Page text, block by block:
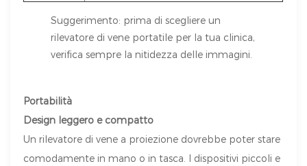
Suggerimento: prima di scegliere un
rilevatore di vene portatile per la tua clinica,
verifica sempre la nitidezza delle immagini.
Portabilità
Design leggero e compatto
Un rilevatore di vene a proiezione dovrebbe poter stare
comodamente in mano o in tasca. I dispositivi piccoli e